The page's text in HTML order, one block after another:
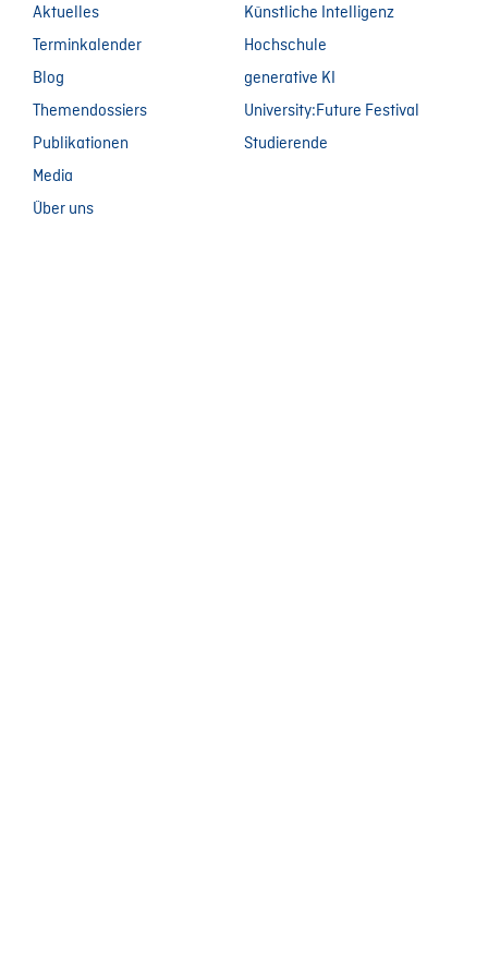
Aktuelles
Terminkalender
Blog
Themendossiers
Publikationen
Media
Über uns
Künstliche Intelligenz
Hochschule
generative KI
University:Future Festival
Studierende